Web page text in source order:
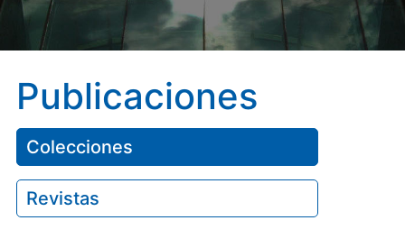
Publicaciones
Colecciones
Revistas